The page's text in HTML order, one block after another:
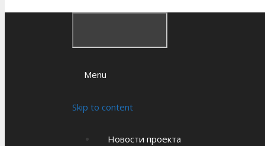
Menu
Skip to content
Новости проекта